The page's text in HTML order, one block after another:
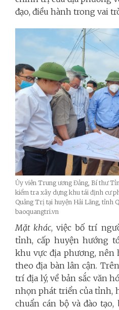
đạo, điều hành trong vai
Ủy viên Trung ương Đảng, Bí thư
kiểm tra xây dựng khu tái định cư
Quảng Trị tại huyện Hải Lăng, tỉnh
baoquangtri.vn
Mặt khác, việc bố trí
tỉnh, cấp huyện hướng
khu vực địa phương, nên
theo địa bàn lân cận.
trí địa lý, về bản sắc văn
nhọn phát triển của tỉnh,
chuẩn cán bộ và đào